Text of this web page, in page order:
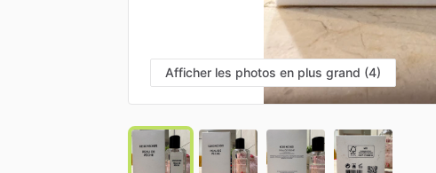
Afficher les photos en plus grand (4)